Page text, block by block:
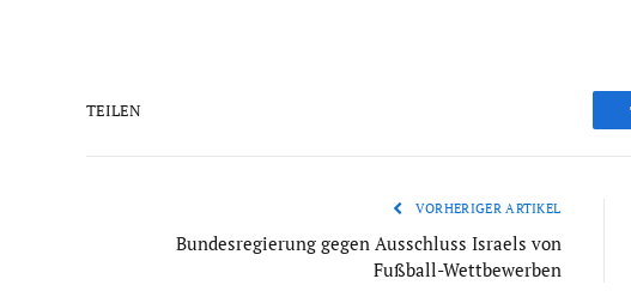
TEILEN
VORHERIGER ARTIKEL
Bundesregierung gegen Ausschluss Israels von
Fußball-Wettbewerben